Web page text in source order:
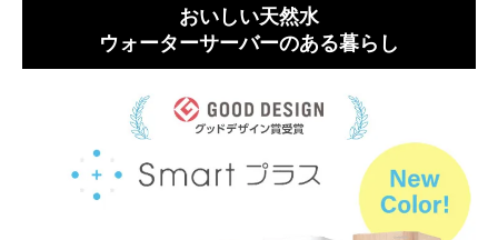
おいしい天然水
ウォーターサーバーのある暮らし